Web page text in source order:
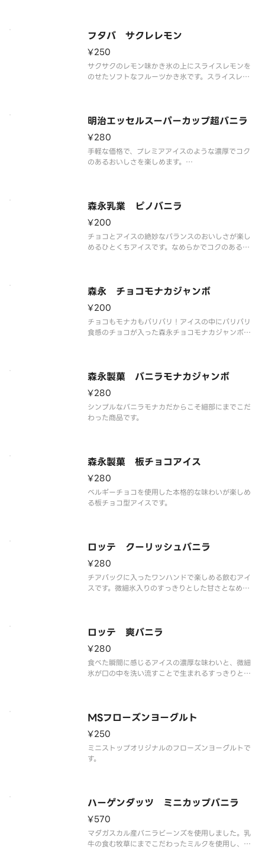
フタバ サクレレモン
¥250
サクサクのレモン味かき氷の上にスライスレモンを
のせたソフトなフルーツかき氷です。スライスレモ
※品質に配慮して配送いたしますが、商品性質上溶
明治エッセルスーパーカップ超バニラ
¥280
手軽な価格で、プレミアアイスのような濃厚でコク
のあるおいしさを楽しめます。
森永乳業 ピノバニラ
¥200
チョコとアイスの絶妙なバランスのおいしさが楽し
めるひとくちアイスです。なめらかでコクのあるバ
解の可能性もございます。ご了承の上ご注文くださ
森永 チョコモナカジャンボ
¥200
チョコもモナカもパリパリ！アイスの中にパリパリ
食感のチョコが入った森永チョコモナカジャンボ。
※品質に配慮して配送いたしますが、商品性質上溶
森永製菓 バニラモナカジャンボ
¥280
シンプルなバニラモナカだからこそ細部にまでこだ
わった商品です。
森永製菓 板チョコアイス
¥280
ベルギーチョコを使用した本格的な味わいが楽しめ
る板チョコ型アイスです。
ロッテ クーリッシュバニラ
¥280
チアパックに入ったワンハンドで楽しめる飲むアイ
スです。微細氷入りのすっきりとした甘さとなめら
ロッテ 爽バニラ
¥280
食べた瞬間に感じるアイスの濃厚な味わいと、微細
氷が口の中を洗い流すことで生まれるすっきりとし
※品質に配慮して配送いたしますが、商品性質上溶
MSフローズンヨーグルト
¥250
ミニストップオリジナルのフローズンヨーグルトで
す。
ハーゲンダッツ ミニカップバニラ
¥570
マダガスカル産バニラビーンズを使用しました。乳
牛の食む牧草にまでこだわったミルクを使用し、ハ